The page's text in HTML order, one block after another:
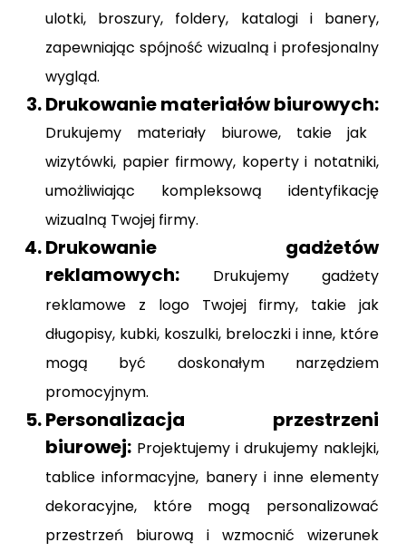
ulotki, broszury, foldery, katalogi i banery,
zapewniając spójność wizualną i profesjonalny
wygląd.
Drukowanie materiałów biurowych:
Drukujemy materiały biurowe, takie jak
wizytówki, papier firmowy, koperty i notatniki,
umożliwiając kompleksową identyfikację
wizualną Twojej firmy.
Drukowanie gadżetów
reklamowych: Drukujemy gadżety
reklamowe z logo Twojej firmy, takie jak
długopisy, kubki, koszulki, breloczki i inne, które
mogą być doskonałym narzędziem
promocyjnym.
Personalizacja przestrzeni
biurowej: Projektujemy i drukujemy naklejki,
tablice informacyjne, banery i inne elementy
dekoracyjne, które mogą personalizować
przestrzeń biurową i wzmocnić wizerunek